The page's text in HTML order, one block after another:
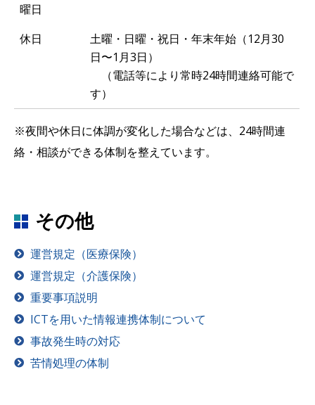
曜日
休日
土曜・日曜・祝日・年末年始（12月30
日〜1月3日）
（電話等により常時24時間連絡可能で
す）
※夜間や休日に体調が変化した場合などは、24時間連
絡・相談ができる体制を整えています。
その他
運営規定（医療保険）
運営規定（介護保険）
重要事項説明
ICTを用いた情報連携体制について
事故発生時の対応
苦情処理の体制